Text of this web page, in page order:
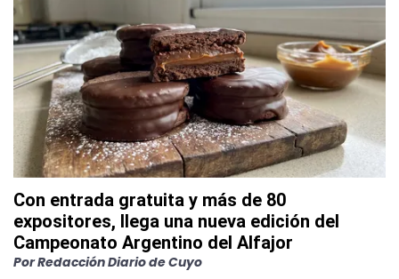
Con entrada gratuita y más de 80
expositores, llega una nueva edición del
Campeonato Argentino del Alfajor
PorRedacción Diario de Cuyo